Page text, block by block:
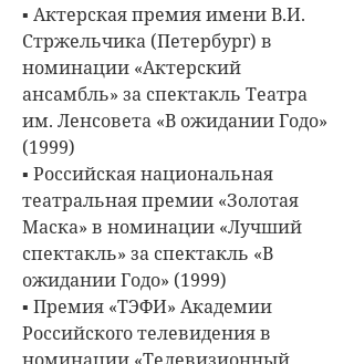
▪ Актерская премия имени В.И.
Стржельчика (Петербург) в
номинации «Актерский
ансамбль» за спектакль Театра
им. Ленсовета «В ожидании Годо»
(1999)
▪ Российская национальная
театральная премии «Золотая
Маска» в номинации «Лучший
спектакль» за спектакль «В
ожидании Годо» (1999)
▪ Премия «ТЭФИ» Академии
Российского телевидения в